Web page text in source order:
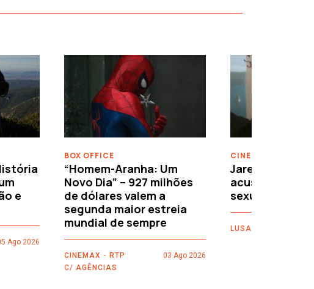
e
Ago 2026
BOX OFFICE
“Homem-Aranha: Um
Novo Dia” – 927 milhões
de dólares valem a
segunda maior estreia
mundial de sempre
CINEMAX - RTP
C/ AGÊNCIAS
03 Ago 2026
CINEMA
Jared Leto
acusações de
sexuais
LUSA